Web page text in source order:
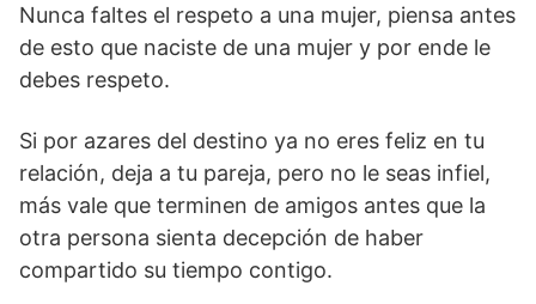
Nunca faltes el respeto a una mujer, piensa antes
de esto que naciste de una mujer y por ende le
debes respeto.
Si por azares del destino ya no eres feliz en tu
relación, deja a tu pareja, pero no le seas infiel,
más vale que terminen de amigos antes que la
otra persona sienta decepción de haber
compartido su tiempo contigo.